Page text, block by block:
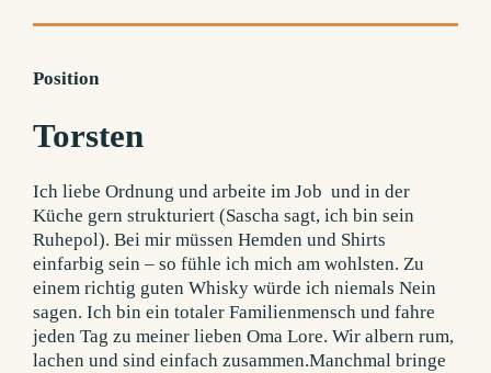
Position
Torsten
Ich liebe Ordnung und arbeite im Job und in der
Küche gern strukturiert (Sascha sagt, ich bin sein
Ruhepol). Bei mir müssen Hemden und Shirts
einfarbig sein – so fühle ich mich am wohlsten. Zu
einem richtig guten Whisky würde ich niemals Nein
sagen. Ich bin ein totaler Familienmensch und fahre
jeden Tag zu meiner lieben Oma Lore. Wir albern rum,
lachen und sind einfach zusammen.Manchmal bringe